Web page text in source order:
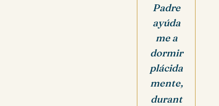
Padre
ayúda
me a
dormir
plácida
mente,
durant